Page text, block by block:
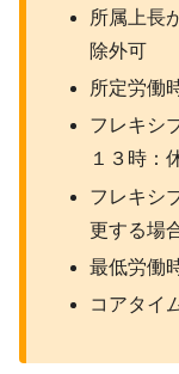
所属上長
除外可
所定労働
フレキシ
１３時：
フレキシ
更する場
最低労働
コアタイ